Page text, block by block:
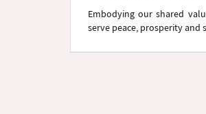
Embodying our shared
serve peace, prosperity